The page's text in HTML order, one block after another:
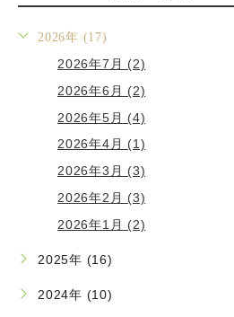
2026年 (17)
2026年7月 (2)
2026年6月 (2)
2026年5月 (4)
2026年4月 (1)
2026年3月 (3)
2026年2月 (3)
2026年1月 (2)
2025年 (16)
2024年 (10)